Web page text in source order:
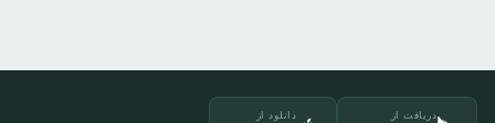
دریافت از دانلود از